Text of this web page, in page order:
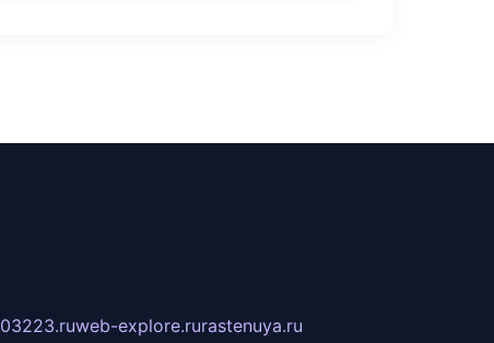
03223.ruweb-explore.rurastenuya.ru